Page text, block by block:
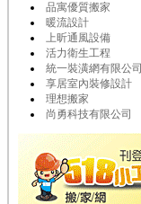
品寓優質搬家
暖流設計
上昕通風設備
活力衛生工程
統一裝潢網有限公司
享居室內裝修設計
理想搬家
尚勇科技有限公司